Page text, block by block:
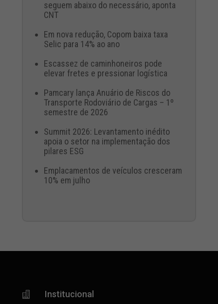
seguem abaixo do necessário, aponta
CNT
Em nova redução, Copom baixa taxa
Selic para 14% ao ano
Escassez de caminhoneiros pode
elevar fretes e pressionar logística
Pamcary lança Anuário de Riscos do
Transporte Rodoviário de Cargas – 1º
semestre de 2026
Summit 2026: Levantamento inédito
apoia o setor na implementação dos
pilares ESG
Emplacamentos de veículos cresceram
10% em julho
 Institucional